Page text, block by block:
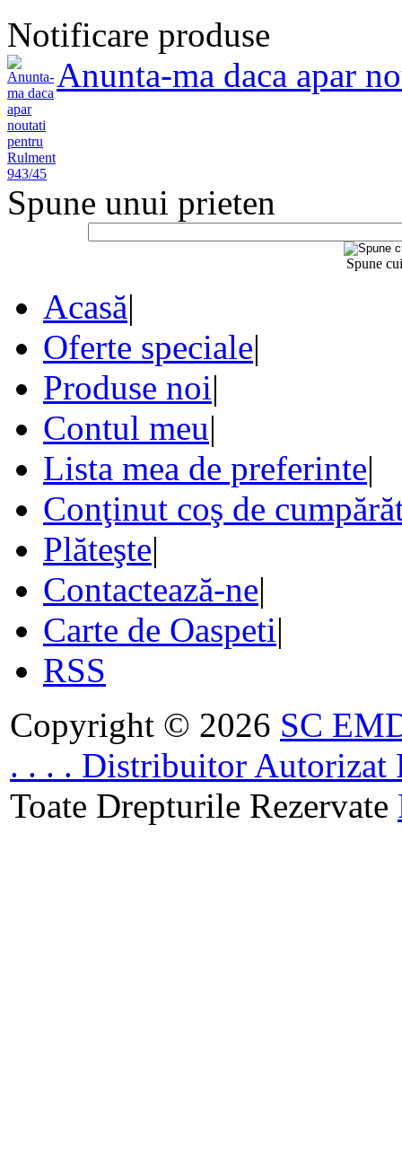
Notificare produse
Anunta-ma daca apar
Spune unui prieten
Spune
Acasă|
Oferte speciale|
Produse noi|
Contul meu|
Lista mea de preferinte|
Conţinut coş de
Plăteşte|
Contactează-ne|
Carte de Oaspeti|
RSS
Copyright © 2026 SC
. . . . Distribuitor Autorizat
Toate Drepturile Rezervate